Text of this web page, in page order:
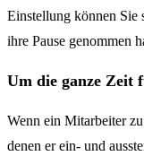
Einstellung können Sie
ihre Pause genommen
Um die ganze Zeit
Wenn ein Mitarbeiter
denen er ein- und